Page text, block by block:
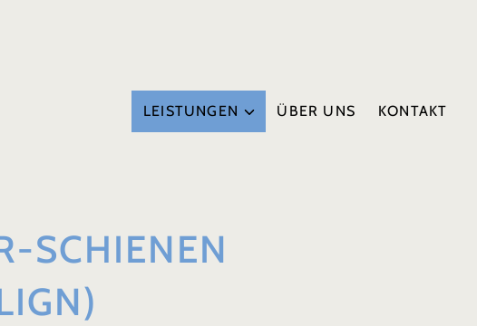
LEISTUNGEN ÜBER UNS KONTAKT
SCHIENEN